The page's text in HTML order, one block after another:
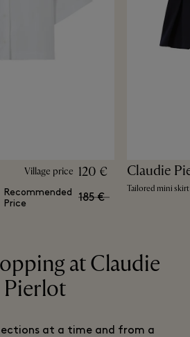
Village price 120 €
Recommended
Price
185 €
Claudie
Tailored mini skirt
at Claudie
Pierlot
at a time and from a